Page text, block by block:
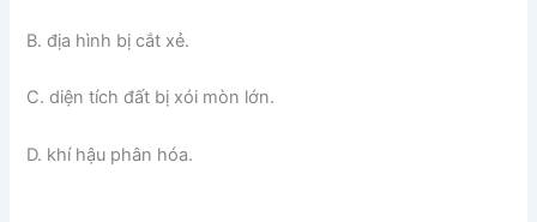
B. địa hình bị cắt xẻ.
C. diện tích đất bị xói mòn lớn.
D. khí hậu phân hóa.